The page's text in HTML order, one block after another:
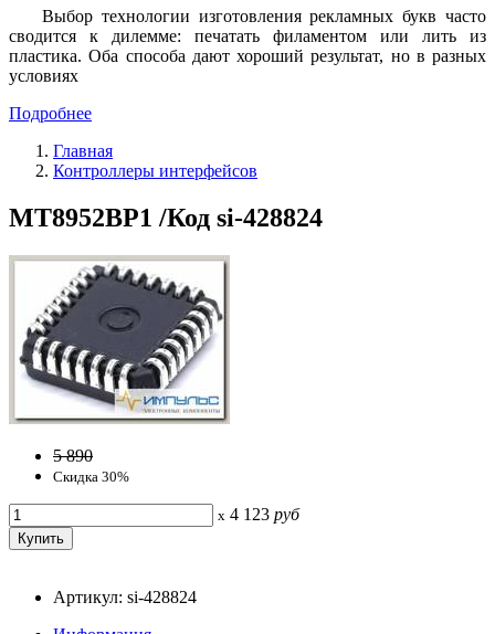
Выбор технологии изготовления рекламных букв часто
сводится к дилемме: печатать филаментом или лить из
пластика. Оба способа дают хороший результат, но в разных
условиях
Подробнее
Главная
Контроллеры интерфейсов
MT8952BP1 /Код si-428824
5 890
Скидка 30%
x 4 123 руб
Артикул: si-428824